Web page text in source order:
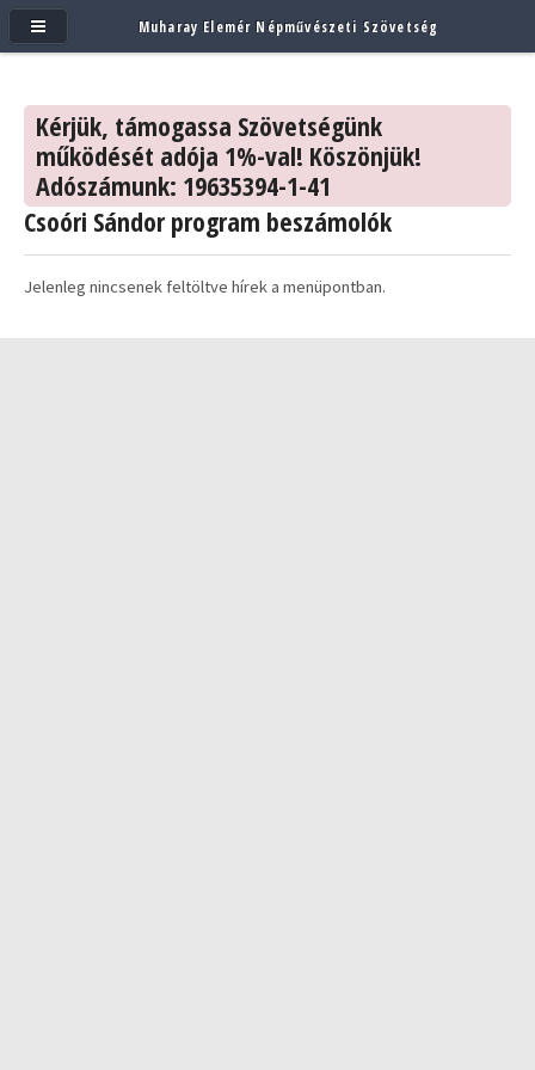
Kérjük, támogassa Szövetségünk
működését adója 1%-val! Köszönjük!
Adószámunk: 19635394-1-41
Csoóri Sándor program beszámolók
Jelenleg nincsenek feltöltve hírek a menüpontban.
Muharay Elemér Népművészeti Szövetség